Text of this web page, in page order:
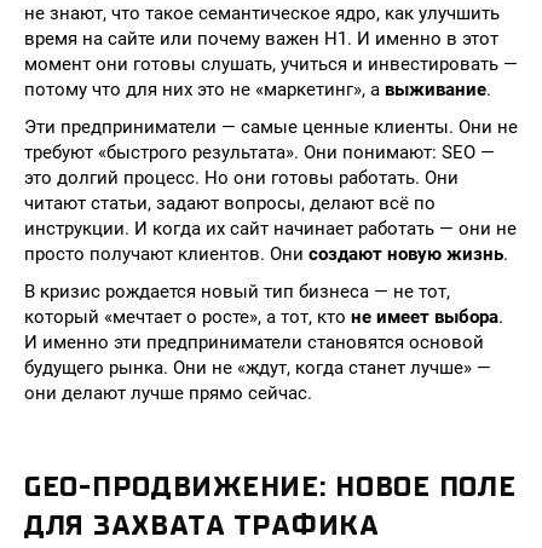
не знают, что такое семантическое ядро, как улучшить
время на сайте или почему важен H1. И именно в этот
момент они готовы слушать, учиться и инвестировать —
потому что для них это не «маркетинг», а выживание.
Эти предприниматели — самые ценные клиенты. Они не
требуют «быстрого результата». Они понимают: SEO —
это долгий процесс. Но они готовы работать. Они
читают статьи, задают вопросы, делают всё по
инструкции. И когда их сайт начинает работать — они не
просто получают клиентов. Они создают новую жизнь.
В кризис рождается новый тип бизнеса — не тот,
который «мечтает о росте», а тот, кто не имеет выбора.
И именно эти предприниматели становятся основой
будущего рынка. Они не «ждут, когда станет лучше» —
они делают лучше прямо сейчас.
GEO-ПРОДВИЖЕНИЕ: НОВОЕ ПОЛЕ
ДЛЯ ЗАХВАТА ТРАФИКА